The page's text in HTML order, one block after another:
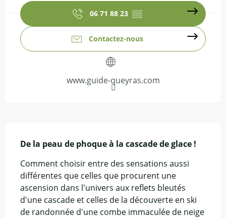
06 71 88 23 ▒▒
Contactez-nous
www.guide-queyras.com
De la peau de phoque à la cascade de glace !
Comment choisir entre des sensations aussi
différentes que celles que procurent une
ascension dans l'univers aux reflets bleutés
d'une cascade et celles de la découverte en ski
de randonnée d'une combe immaculée de neige